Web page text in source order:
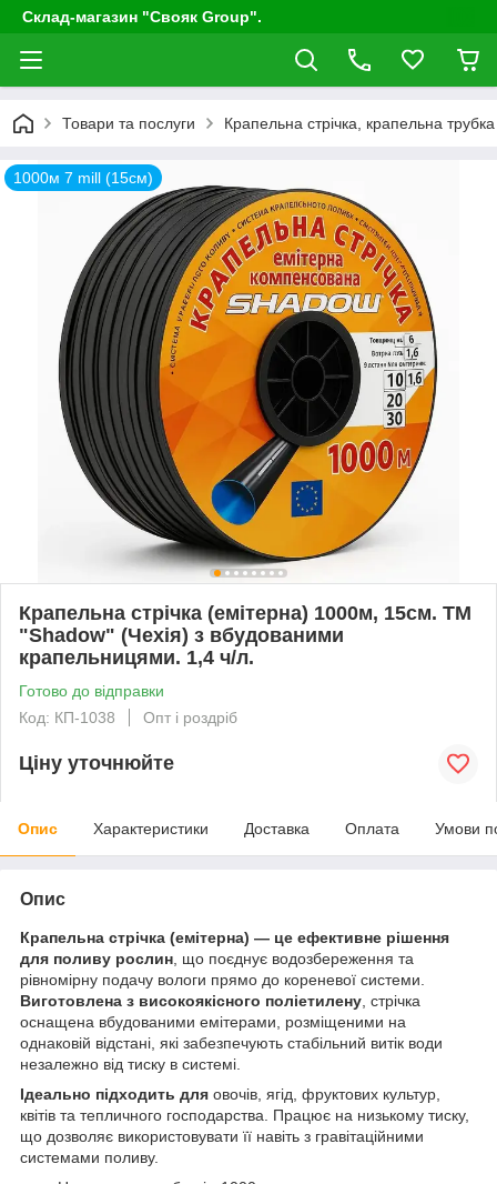
Склад-магазин "Свояк Group".
Товари та послуги Крапельна стрічка, крапельна
1000м 7 mill (15cм)
Крапельна стрічка (емітерна) 1000м, 15см. ТМ
"Shadow" (Чехія) з вбудованими
крапельницями. 1,4 ч/л.
Готово до відправки
Код: КП-1038
Опт і роздріб
Ціну уточнюйте
Опис Характеристики Доставка Оплата Умови
Опис
Крапельна стрічка (емітерна) — це ефективне рішення
для поливу рослин , що поєднує водозбереження та
рівномірну подачу вологи прямо до кореневої системи.
Виготовлена з високоякісного поліетилену , стрічка
оснащена вбудованими емітерами, розміщеними на
однаковій відстані, які забезпечують стабільний витік води
незалежно від тиску в системі.
Ідеально підходить для овочів, ягід, фруктових культур,
квітів та тепличного господарства. Працює на низькому тиску,
що дозволяє використовувати її навіть з гравітаційними
системами поливу.